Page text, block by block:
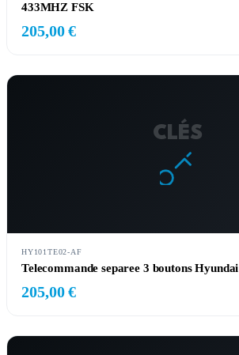
433MHZ FSK
205,00 €
CLÉS
HY101TE02-AF
Telecommande separee 3 boutons
205,00 €